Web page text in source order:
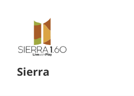
Sierra